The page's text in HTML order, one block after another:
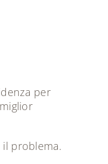
per
problema.